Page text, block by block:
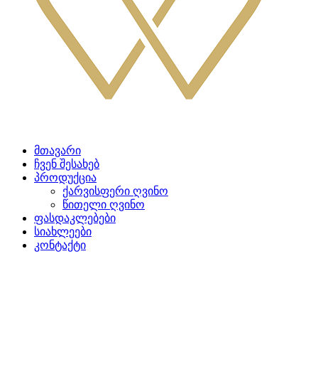
მთავარი
ჩვენ შესახებ
პროდუქცია
ქარვისფერი ღვინო
წითელი ღვინო
ფასდაკლებები
სიახლეები
კონტაქტი